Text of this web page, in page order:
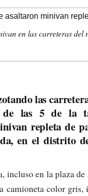
en las carreteras del
las
las 5 de la
repleta de
en el distrito
incluso en la plaza
camioneta color